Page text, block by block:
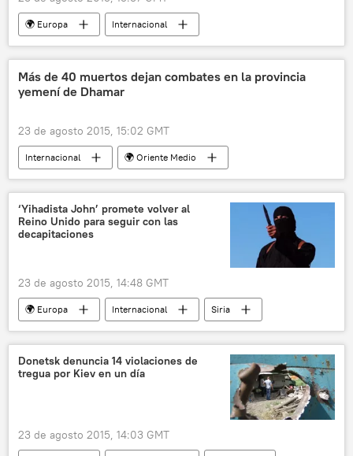
🌍 Europa
Internacional
Problema de refugiados en la UE
Alemania
Heidenau
inmigrantes
Thomas de Maizière
Más de 40 muertos dejan combates en la provincia
yemení de Dhamar
23 de agosto 2015, 15:02 GMT
Internacional
🌍 Oriente Medio
Yemen
hutíes
Operación militar en Yemen
📰 Conflicto en Yemen
noticias
‘Yihadista John’ promete volver al
Reino Unido para seguir con las
decapitaciones
23 de agosto 2015, 14:48 GMT
🌍 Europa Internacional
Siria
Reino Unido
Atrocidades del Estado Islámico
Jihadi John
ISIS
terrorismo
noticias
Donetsk denuncia 14 violaciones de
tregua por Kiev en un día
23 de agosto 2015, 14:03 GMT